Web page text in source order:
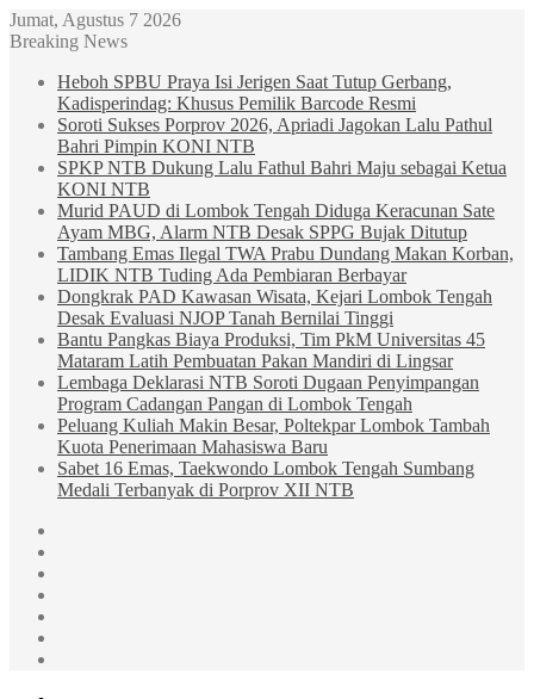
Jumat, Agustus 7 2026
Breaking News
Heboh SPBU Praya Isi Jerigen Saat Tutup Gerbang,
Kadisperindag: Khusus Pemilik Barcode Resmi
Soroti Sukses Porprov 2026, Apriadi Jagokan Lalu Pathul
Bahri Pimpin KONI NTB
SPKP NTB Dukung Lalu Fathul Bahri Maju sebagai Ketua
KONI NTB
Murid PAUD di Lombok Tengah Diduga Keracunan Sate
Ayam MBG, Alarm NTB Desak SPPG Bujak Ditutup
Tambang Emas Ilegal TWA Prabu Dundang Makan Korban,
LIDIK NTB Tuding Ada Pembiaran Berbayar
Dongkrak PAD Kawasan Wisata, Kejari Lombok Tengah
Desak Evaluasi NJOP Tanah Bernilai Tinggi
Bantu Pangkas Biaya Produksi, Tim PkM Universitas 45
Mataram Latih Pembuatan Pakan Mandiri di Lingsar
Lembaga Deklarasi NTB Soroti Dugaan Penyimpangan
Program Cadangan Pangan di Lombok Tengah
Peluang Kuliah Makin Besar, Poltekpar Lombok Tambah
Kuota Penerimaan Mahasiswa Baru
Sabet 16 Emas, Taekwondo Lombok Tengah Sumbang
Medali Terbanyak di Porprov XII NTB